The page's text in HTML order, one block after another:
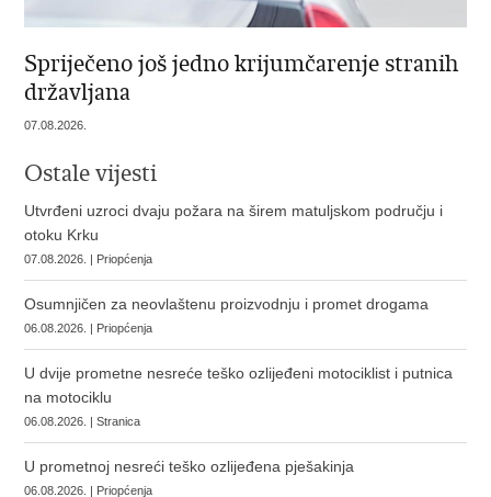
Spriječeno još jedno krijumčarenje stranih
državljana
07.08.2026.
Ostale vijesti
Utvrđeni uzroci dvaju požara na širem matuljskom području i
otoku Krku
07.08.2026. | Priopćenja
Osumnjičen za neovlaštenu proizvodnju i promet drogama
06.08.2026. | Priopćenja
U dvije prometne nesreće teško ozlijeđeni motociklist i putnica
na motociklu
06.08.2026. | Stranica
U prometnoj nesreći teško ozlijeđena pješakinja
06.08.2026. | Priopćenja